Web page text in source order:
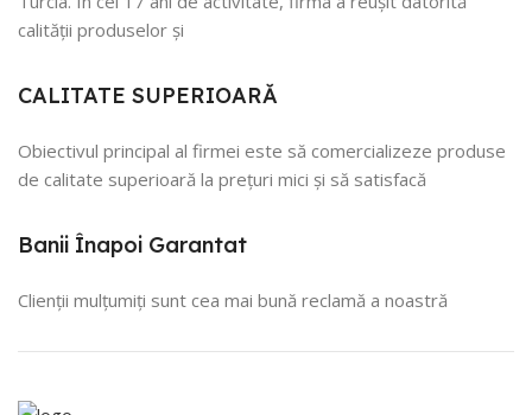
calității produselor și
CALITATE SUPERIOARĂ
Obiectivul principal al firmei este să comercializeze produse
de calitate superioară la prețuri mici și să satisfacă
Banii Înapoi Garantat
Clienții mulțumiți sunt cea mai bună reclamă a noastră